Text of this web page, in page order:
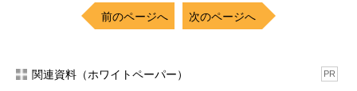
前のページへ 次のページへ
関連資料（ホワイトペーパー） PR